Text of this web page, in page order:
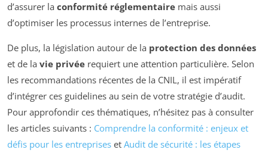
d’assurer la conformité réglementaire mais aussi
d’optimiser les processus internes de l’entreprise.
De plus, la législation autour de la protection des données
et de la vie privée requiert une attention particulière. Selon
les recommandations récentes de la CNIL, il est impératif
d’intégrer ces guidelines au sein de votre stratégie d’audit.
Pour approfondir ces thématiques, n’hésitez pas à consulter
les articles suivants : Comprendre la conformité : enjeux et
défis pour les entreprises et Audit de sécurité : les étapes